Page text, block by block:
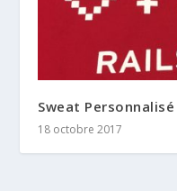
Sweat
18 octobre 2017